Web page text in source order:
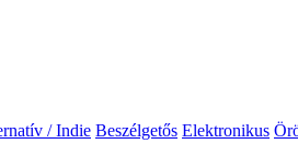
/ Indie Beszélgetős Elektronikus